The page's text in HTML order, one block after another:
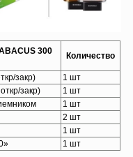
300
Количество
закр)
1 шт
закр)
1 шт
1 шт
2 шт
1 шт
1 шт